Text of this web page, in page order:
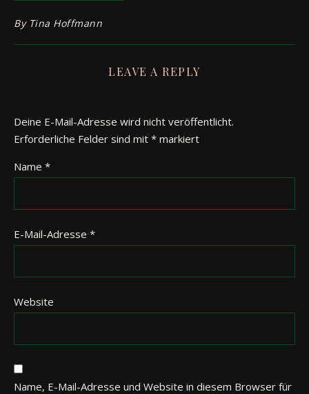
By Tina Hoffmann
LEAVE A REPLY
Deine E-Mail-Adresse wird nicht veröffentlicht.
Erforderliche Felder sind mit * markiert
Name *
E-Mail-Adresse *
Website
Name, E-Mail-Adresse und Website in diesem Browser für